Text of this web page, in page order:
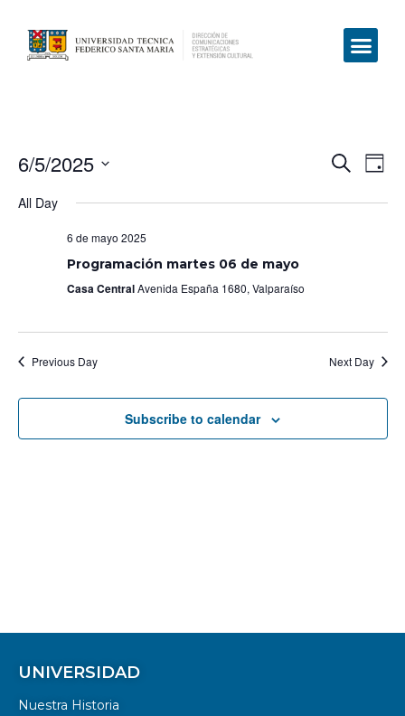
Search
Day
6/5/2025
date.
All Day
6 de mayo 2025
Programación martes 06 de mayo
Casa CentralAvenida España 1680, Valparaíso
Previous Day Next Day
Subscribe to calendar
UNIVERSIDAD
Nuestra Historia